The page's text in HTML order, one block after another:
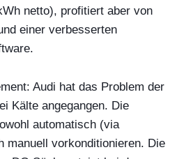
netto), profitiert aber von
einer verbesserten
Audi hat das Problem der
Kälte angegangen. Die
automatisch (via
manuell vorkonditionieren. Die